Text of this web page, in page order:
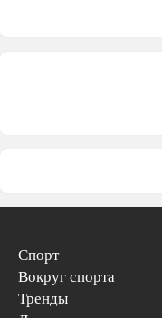
Спорт
Вокруг спорта
Тренды